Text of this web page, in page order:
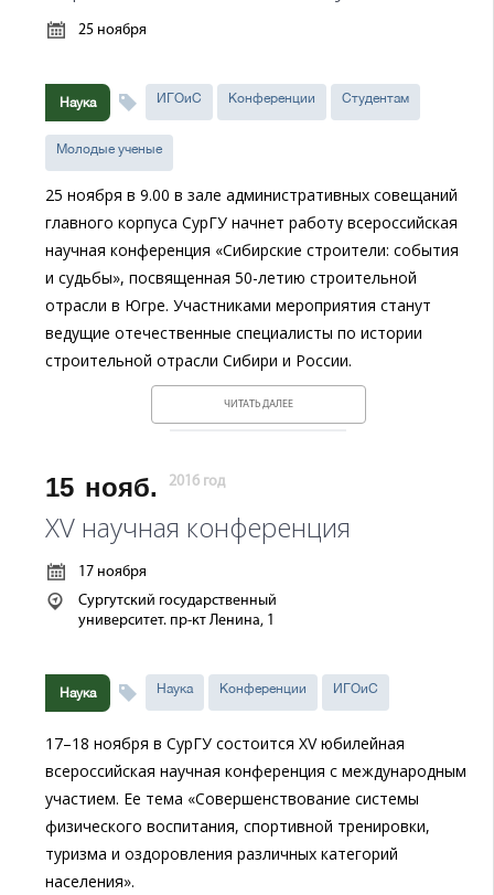
25 ноября
Наука ИГОиС Конференции Студентам
Молодые ученые
25 ноября в 9.00 в зале административных совещаний
главного корпуса СурГУ начнет работу всероссийская
научная конференция «Сибирские строители: события
и судьбы», посвященная 50-летию строительной
отрасли в Югре. Участниками мероприятия станут
ведущие отечественные специалисты по истории
строительной отрасли Сибири и России.
ЧИТАТЬ ДАЛЕЕ
15 нояб. 2016 год
XV научная конференция
17 ноября
Сургутский государственный
университет. пр-кт Ленина, 1
Наука Наука Конференции ИГОиС
17–18 ноября в СурГУ состоится XV юбилейная
всероссийская научная конференция с международным
участием. Ее тема «Совершенствование системы
физического воспитания, спортивной тренировки,
туризма и оздоровления различных категорий
населения».